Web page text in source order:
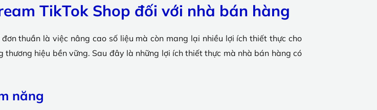
TikTok Shop đối với nhà bán hàng
đơn thuần là việc nâng cao số liệu mà còn mang lại nhiều lợi ích thiết thực cho
hiệu bền vững. Sau đây là những lợi ích thiết thực mà nhà bán hàng có
năng